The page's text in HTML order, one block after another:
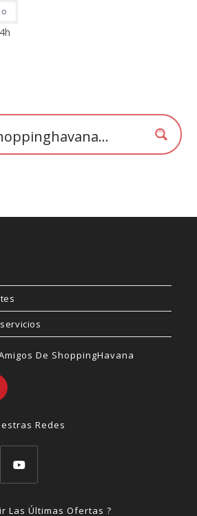
De ShoppingHavana
Redes
abreLas Últimas Ofertas ?